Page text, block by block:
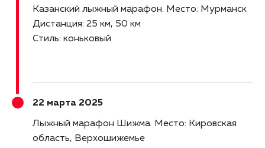
Казанский лыжный марафон Место: Мурманск
Дистанция: 25 км, 50 км
Стиль: коньковый
22 марта 2025
Лыжный марафон Шижма Место: Кировская
область, Верхошижемье